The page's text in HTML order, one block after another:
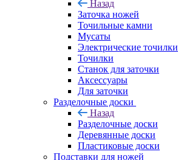
Назад
Заточка ножей
Точильные камни
Мусаты
Электрические точилки
Точилки
Станок для заточки
Аксессуары
Для заточки
Разделочные доски
Назад
Разделочные доски
Деревянные доски
Пластиковые доски
Подставки для ножей